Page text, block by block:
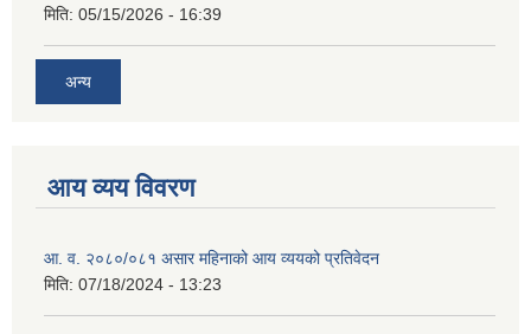
मिति: 05/15/2026 - 16:39
अन्य
आय व्यय विवरण
आ. व. २०८०/०८१ असार महिनाको आय व्ययको प्रतिवेदन
मिति: 07/18/2024 - 13:23